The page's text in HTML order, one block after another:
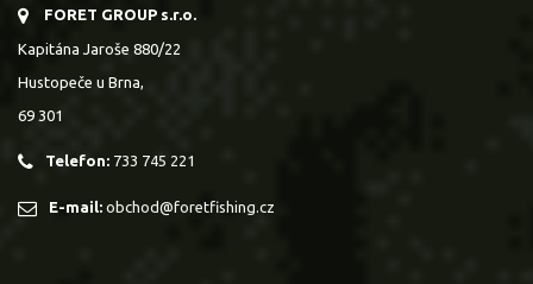
FORET GROUP s.r.o.
Kapitána Jaroše 880/22
Hustopeče u Brna,
69 301
Telefon: 733 745 221
E-mail: obchod@foretfishing.cz